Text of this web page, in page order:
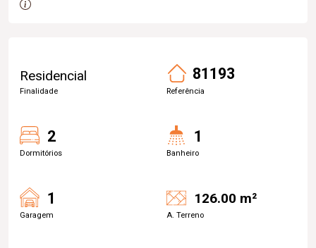
Residencial
Finalidade
81193
Referência
2
Dormitórios
1
Banheiro
1
Garagem
126.00 m²
A. Terreno